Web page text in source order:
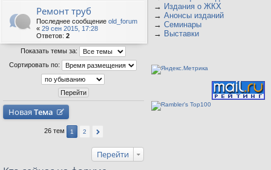
Ремонт труб
Последнее сообщение old_forum
« 29 сен 2015, 17:28
Ответов: 2
Показать темы за:
Сортировать по:
Новая Тема
26 тем 1 2
Перейти
→ Издания о ЖКХ
→ Анонсы изданий
→ Семинары
→ Выставки